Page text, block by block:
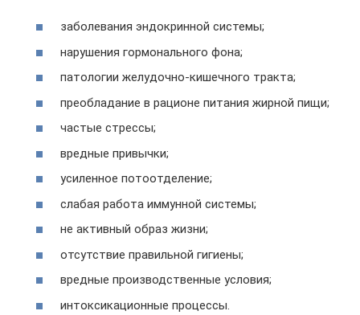
заболевания эндокринной системы;
нарушения гормонального фона;
патологии желудочно-кишечного тракта;
преобладание в рационе питания жирной пищи;
частые стрессы;
вредные привычки;
усиленное потоотделение;
слабая работа иммунной системы;
не активный образ жизни;
отсутствие правильной гигиены;
вредные производственные условия;
интоксикационные процессы.